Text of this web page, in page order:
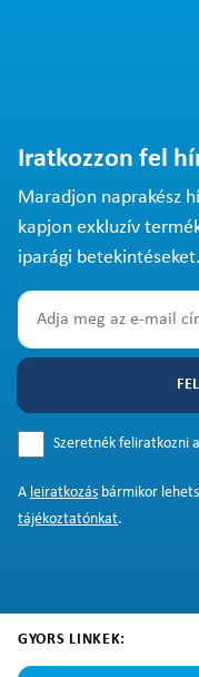
Iratkozzon fel
Maradjon naprakész
kapjon exkluzív
iparági betekintéseket.
Szeretnék feliratkozni
A leiratkozás bármikor
tájékoztatónkat.
GYORS LINKEK: